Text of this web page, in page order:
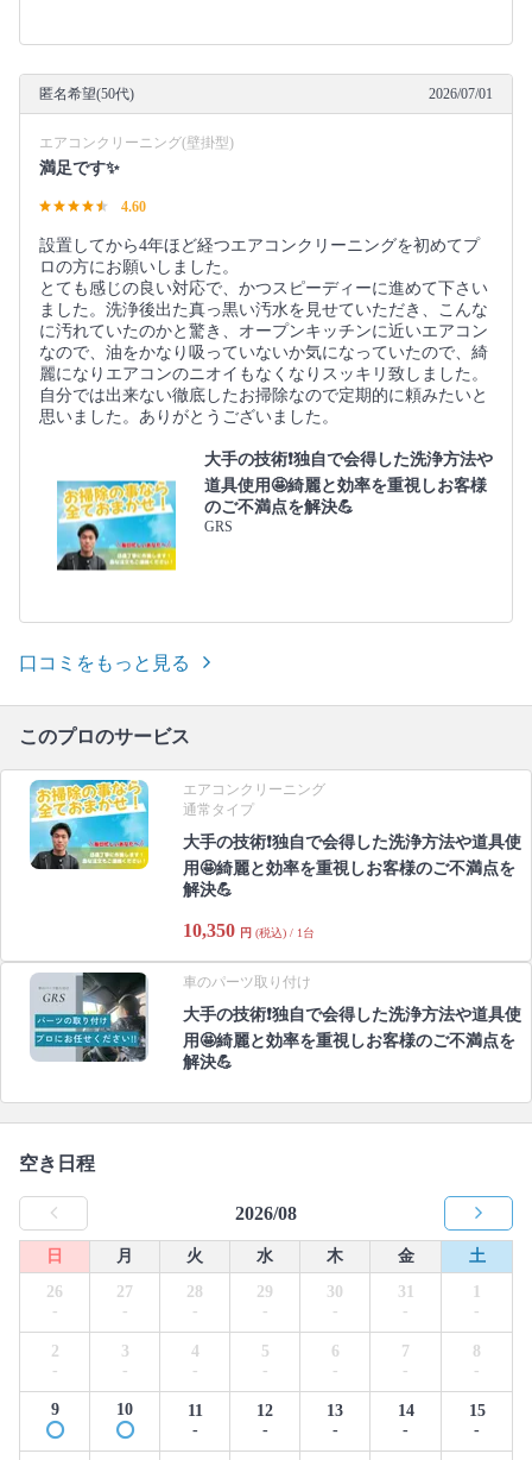
匿名希望(50代) 2026/07/01
エアコンクリーニング(壁掛型)
満足です✨
4.60
設置してから4年ほど経つエアコンクリーニングを初めてプ
ロの方にお願いしました。
とても感じの良い対応で、かつスピーディーに進めて下さい
ました。洗浄後出た真っ黒い汚水を見せていただき、こんな
に汚れていたのかと驚き、オープンキッチンに近いエアコン
なので、油をかなり吸っていないか気になっていたので、綺
麗になりエアコンのニオイもなくなりスッキリ致しました。
自分では出来ない徹底したお掃除なので定期的に頼みたいと
思いました。ありがとうございました。
大手の技術❗️独自で会得した洗浄方法や
道具使用🤩綺麗と効率を重視しお客様
のご不満点を解決💪
GRS
口コミをもっと見る
このプロのサービス
エアコンクリーニング
通常タイプ
大手の技術❗️独自で会得した洗浄方法や道具使
用🤩綺麗と効率を重視しお客様のご不満点を
解決💪
10,350 円 (税込) / 1台
車のパーツ取り付け
大手の技術❗️独自で会得した洗浄方法や道具使
用🤩綺麗と効率を重視しお客様のご不満点を
解決💪
空き日程
2026/08
日 月 火 水 木 金
土
26
-
27
-
28
-
29
-
30
-
31
-
1
-
2
-
3
-
4
-
5
-
6
-
7
-
8
-
9 10
11
-
12
-
13
-
14
-
15
-